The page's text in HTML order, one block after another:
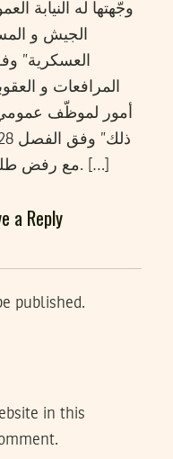
وجّهتها له النيابة
الجيش و
المرافعات و
أمور لموظّف عمومي
مع رفض طلبات رفع تحجير السفر. […]
a Reply
published.
in this